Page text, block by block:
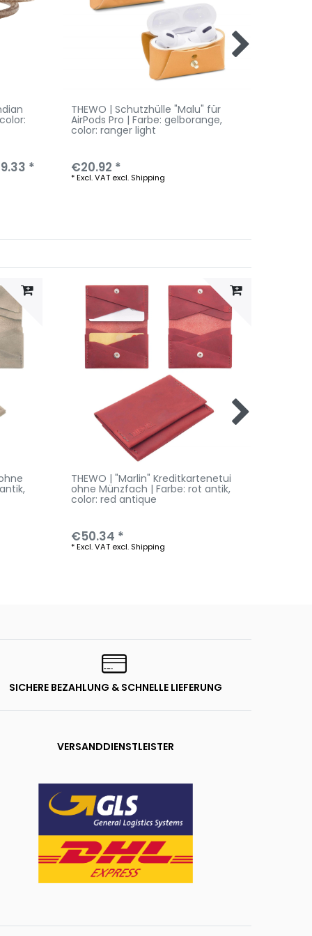
*
THEWO | Schutzhülle "Malu" für
AirPods Pro | Farbe: gelborange,
color: ranger light
€20.92 *
*Excl. VAT excl. Shipping
,
THEWO | "Marlin" Kreditkartenetui
ohne Münzfach | Farbe: rot antik,
color: red antique
€50.34 *
*Excl. VAT excl. Shipping
SICHERE BEZAHLUNG & SCHNELLE LIEFERUNG
VERSANDDIENSTLEISTER